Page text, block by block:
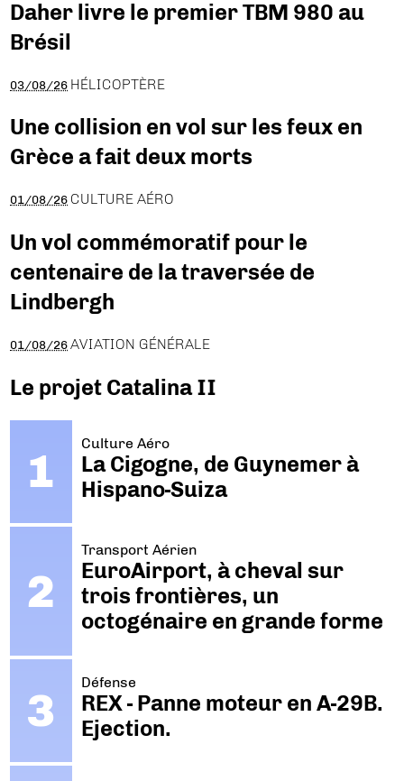
Daher livre le premier TBM 980 au
Brésil
03/08/26 HÉLICOPTÈRE
Une collision en vol sur les feux en
Grèce a fait deux morts
01/08/26 CULTURE AÉRO
Un vol commémoratif pour le
centenaire de la traversée de
Lindbergh
01/08/26 AVIATION GÉNÉRALE
Le projet Catalina II
Culture Aéro
La Cigogne, de Guynemer à
Hispano-Suiza
Transport Aérien
EuroAirport, à cheval sur
trois frontières, un
octogénaire en grande forme
Défense
REX - Panne moteur en A-29B.
Ejection.